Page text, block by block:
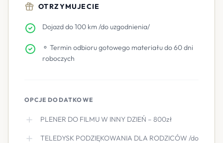
OTRZYMUJECIE
Dojazd do 100 km /do uzgodnienia/
⚬ Termin odbioru gotowego materiału do 60 dni
roboczych
OPCJE DODATKOWE
PLENER DO FILMU W INNY DZIEŃ – 800zł
TELEDYSK PODZIĘKOWANIA DLA RODZICÓW /do